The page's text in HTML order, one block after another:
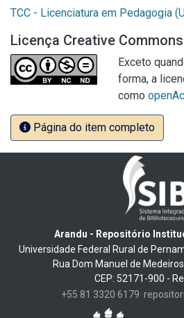
TCC - Licenciatura em Pedagogia
Licença Creative Commons
Exceto
forma, a
como
Página do item completo
Arandu - Repositório
Universidade Federal Rural de
Rua Dom Manuel de
CEP: 52171-900 -
+55 81 3320 6179